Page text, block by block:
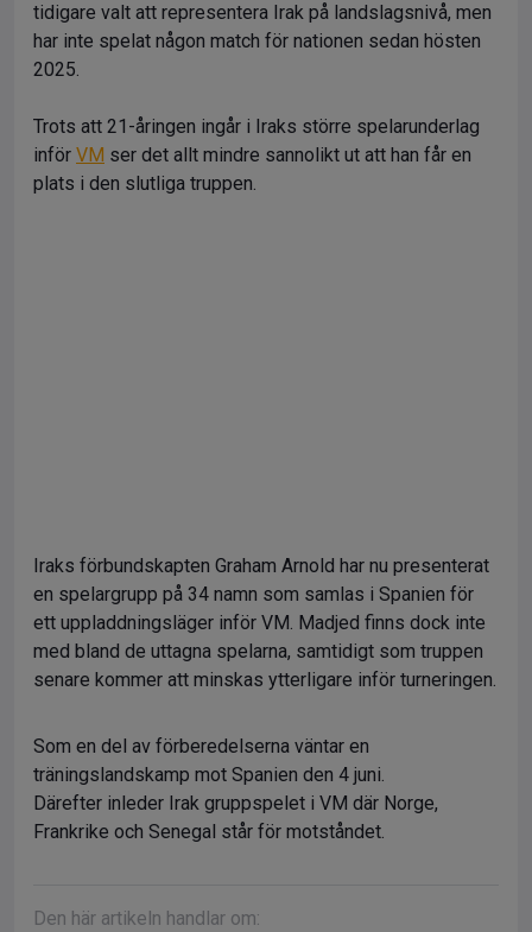
tidigare valt att representera Irak på landslagsnivå, men
har inte spelat någon match för nationen sedan hösten
2025.
Trots att 21-åringen ingår i Iraks större spelarunderlag
inför VM ser det allt mindre sannolikt ut att han får en
plats i den slutliga truppen.
Iraks förbundskapten Graham Arnold har nu presenterat
en spelargrupp på 34 namn som samlas i Spanien för
ett uppladdningsläger inför VM. Madjed finns dock inte
med bland de uttagna spelarna, samtidigt som truppen
senare kommer att minskas ytterligare inför turneringen.
Som en del av förberedelserna väntar en
träningslandskamp mot Spanien den 4 juni.
Därefter inleder Irak gruppspelet i VM där Norge,
Frankrike och Senegal står för motståndet.
Den här artikeln handlar om: